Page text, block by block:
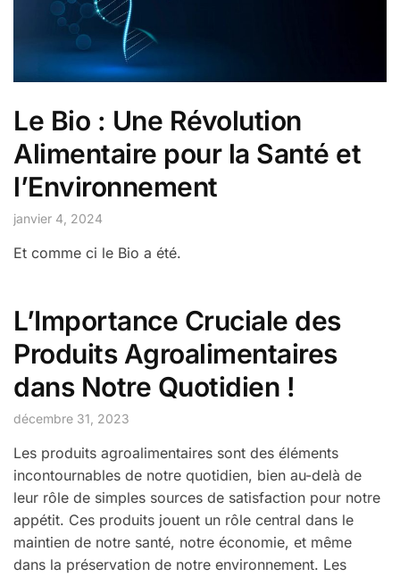
Le Bio : Une Révolution
Alimentaire pour la Santé et
l’Environnement
janvier 4, 2024
Et comme ci le Bio a été.
L’Importance Cruciale des
Produits Agroalimentaires
dans Notre Quotidien !
décembre 31, 2023
Les produits agroalimentaires sont des éléments
incontournables de notre quotidien, bien au-delà de
leur rôle de simples sources de satisfaction pour notre
appétit. Ces produits jouent un rôle central dans le
maintien de notre santé, notre économie, et même
dans la préservation de notre environnement. Les